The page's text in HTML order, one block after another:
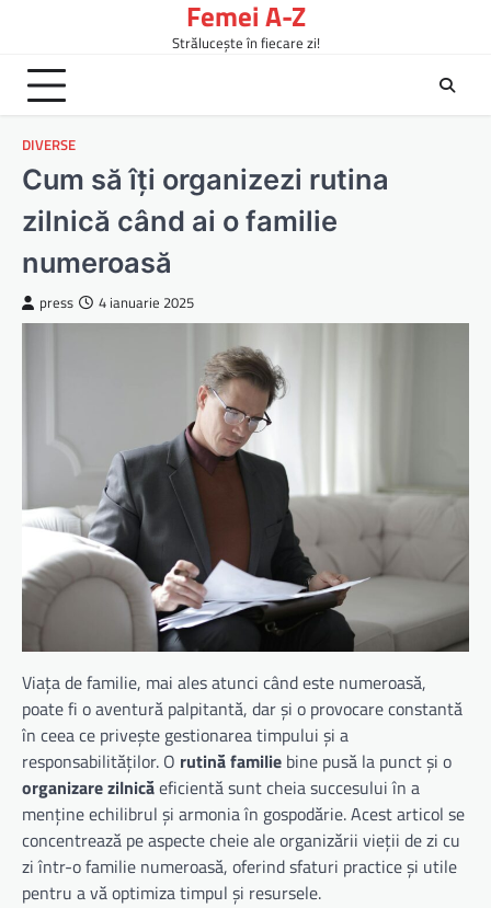
content
Femei A-Z
Strălucește în fiecare zi!
DIVERSE
Cum să îți organizezi rutina
zilnică când ai o familie
numeroasă
press 4 ianuarie 2025
Viața de familie, mai ales atunci când este numeroasă,
poate fi o aventură palpitantă, dar și o provocare constantă
în ceea ce privește gestionarea timpului și a
responsabilităților. O rutină familie bine pusă la punct și o
organizare zilnicăeficientă sunt cheia succesului în a
menține echilibrul și armonia în gospodărie. Acest articol se
concentrează pe aspecte cheie ale organizării vieții de zi cu
zi într-o familie numeroasă, oferind sfaturi practice și utile
pentru a vă optimiza timpul și resursele.